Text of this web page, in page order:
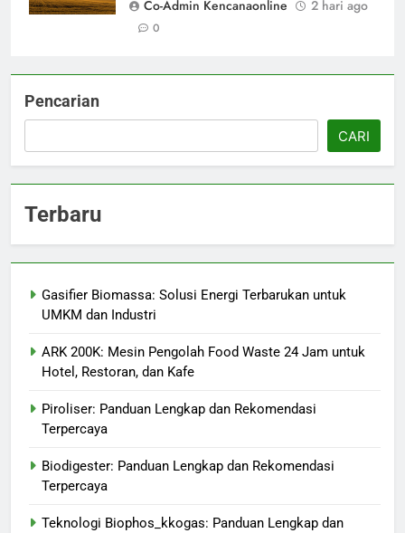
Co-Admin Kencanaonline
2 hari ago
0
Pencarian
CARI
Terbaru
Gasifier Biomassa: Solusi Energi Terbarukan untuk
UMKM dan Industri
ARK 200K: Mesin Pengolah Food Waste 24 Jam untuk
Hotel, Restoran, dan Kafe
Piroliser: Panduan Lengkap dan Rekomendasi
Terpercaya
Biodigester: Panduan Lengkap dan Rekomendasi
Terpercaya
Teknologi Biophos_kkogas: Panduan Lengkap dan